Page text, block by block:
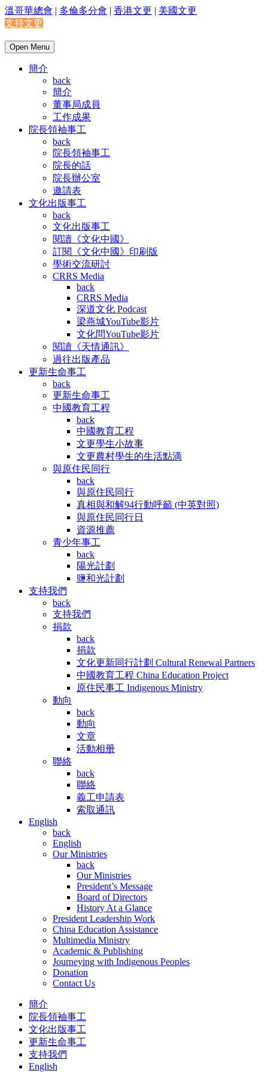
溫哥華總會 | 多倫多分會 | 香港文更 | 美國文更
支持文更
Open Menu
簡介
back
簡介
董事局成員
工作成果
院長領袖事工
back
院長領袖事工
院長的話
院長辦公室
邀請表
文化出版事工
back
文化出版事工
閱讀《文化中國》
訂閱《文化中國》印刷版
學術交流研討
CRRS Media
back
CRRS Media
深道文化 Podcast
梁燕城YouTube影片
文化問YouTube影片
閱讀《天情通訊》
過往出版產品
更新生命事工
back
更新生命事工
中國教育工程
back
中國教育工程
文更學生小故事
文更農村學生的生活點滴
與原住民同行
back
與原住民同行
真相與和解94行動呼籲 (中英對照)
與原住民同行日
資源推薦
青少年事工
back
陽光計劃
鹽和光計劃
支持我們
back
支持我們
捐款
back
捐款
文化更新同行計劃 Cultural Renewal Partners
中國教育工程 China Education Project
原住民事工 Indigenous Ministry
動向
back
動向
文章
活動相册
聯絡
back
聯絡
義工申請表
索取通訊
English
back
English
Our Ministries
back
Our Ministries
President’s Message
Board of Directors
History At a Glance
President Leadership Work
China Education Assistance
Multimedia Ministry
Academic & Publishing
Journeying with Indigenous Peoples
Donation
Contact Us
簡介
院長領袖事工
文化出版事工
更新生命事工
支持我們
English